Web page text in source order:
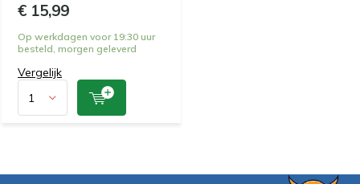
€ 15,99
Op werkdagen voor 19:30 uur
besteld, morgen geleverd
Vergelijk